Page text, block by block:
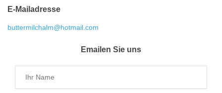
E-Mailadresse
buttermilchalm@hotmail.com
Emailen Sie uns